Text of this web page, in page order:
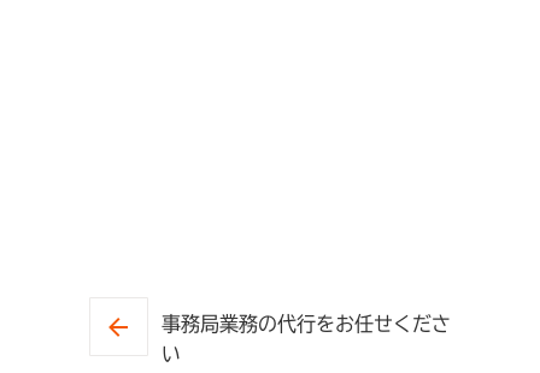
事務局業務の代行をお任せくださ
い